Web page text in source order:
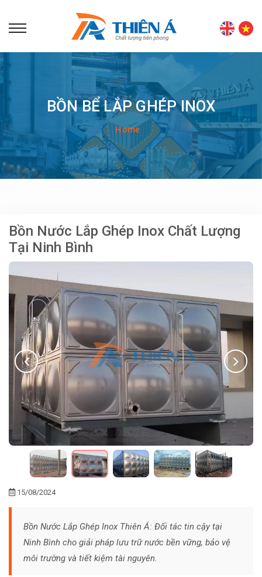
BỒN BỂ LẮP GHÉP INOX
Home
Bồn Nước Lắp Ghép Inox Chất Lượng
Tại Ninh Bình
15/08/2024
Bồn Nước Lắp Ghép Inox Thiên Á: Đối tác tin cậy tại
Ninh Bình cho giải pháp lưu trữ nước bền vững, bảo vệ
môi trường và tiết kiệm tài nguyên.